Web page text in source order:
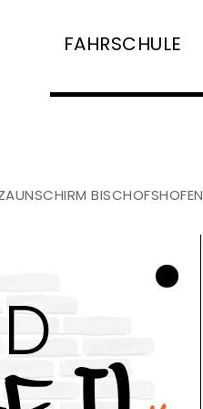
FAHRSCHULE
BISCHOFSHOFEN